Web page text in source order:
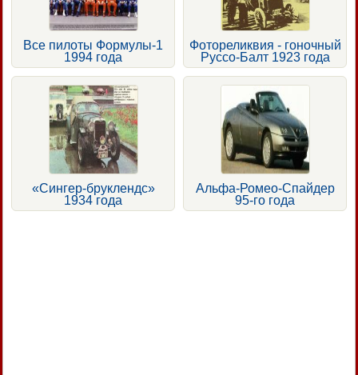
Все пилоты Формулы-1
1994 года
Фотореликвия - гоночный
Руссо-Балт 1923 года
«Сингер-бруклендс»
1934 года
Альфа-Ромео-Спайдер
95-го года